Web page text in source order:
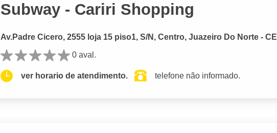
Subway - Cariri Shopping
Av.Padre Cicero, 2555 loja 15 piso1, S/N, Centro, Juazeiro Do Norte - CE
0 aval.
ver horario de atendimento. telefone não informado.